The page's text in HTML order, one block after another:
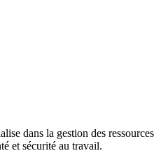
dans la gestion des ressources
et sécurité au travail.